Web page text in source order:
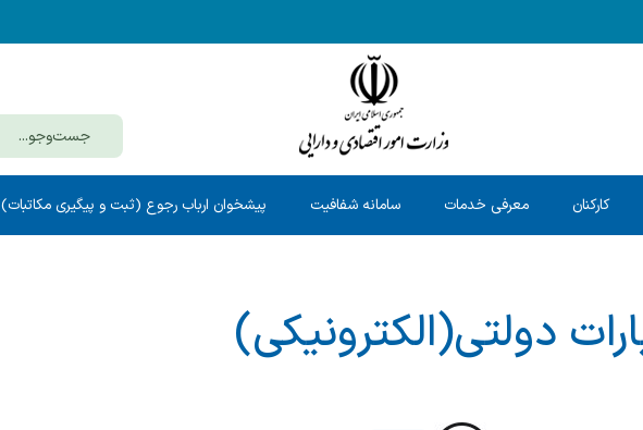
کارکنان معرفی خدمات سامانه شفافیت پیشخوان ارباب رجوع (ثبت و پیگیری مکاتبات)
دولتی(الکترونیکی)